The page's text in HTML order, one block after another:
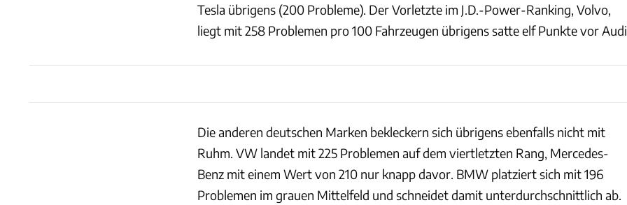
Tesla übrigens (200 Probleme). Der Vorletzte im J.D.-Power-Ranking, Volvo,
liegt mit 258 Problemen pro 100 Fahrzeugen übrigens satte elf Punkte vor Audi.
Die anderen deutschen Marken bekleckern sich übrigens ebenfalls nicht mit
Ruhm. VW landet mit 225 Problemen auf dem viertletzten Rang, Mercedes-
Benz mit einem Wert von 210 nur knapp davor. BMW platziert sich mit 196
Problemen im grauen Mittelfeld und schneidet damit unterdurchschnittlich ab.